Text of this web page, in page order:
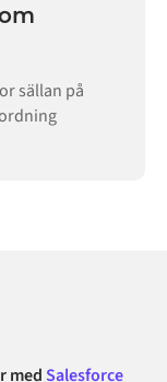
sällan på
medSalesforce